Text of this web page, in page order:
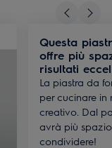
Questa
offre più
risultati
La piastra da
per cucinare in
creativo. Dal
avrà più
condividere!